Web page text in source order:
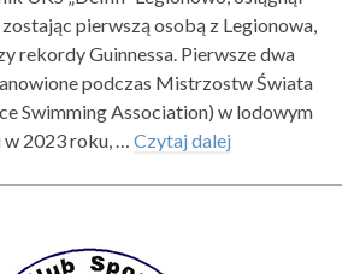
pierwszą osobą z Legionowa,
rekordy Guinnessa. Pierwsze dwa
podczas Mistrzostw Świata
Swimming Association) w lodowym
w 2023 roku, … Czytaj dalej